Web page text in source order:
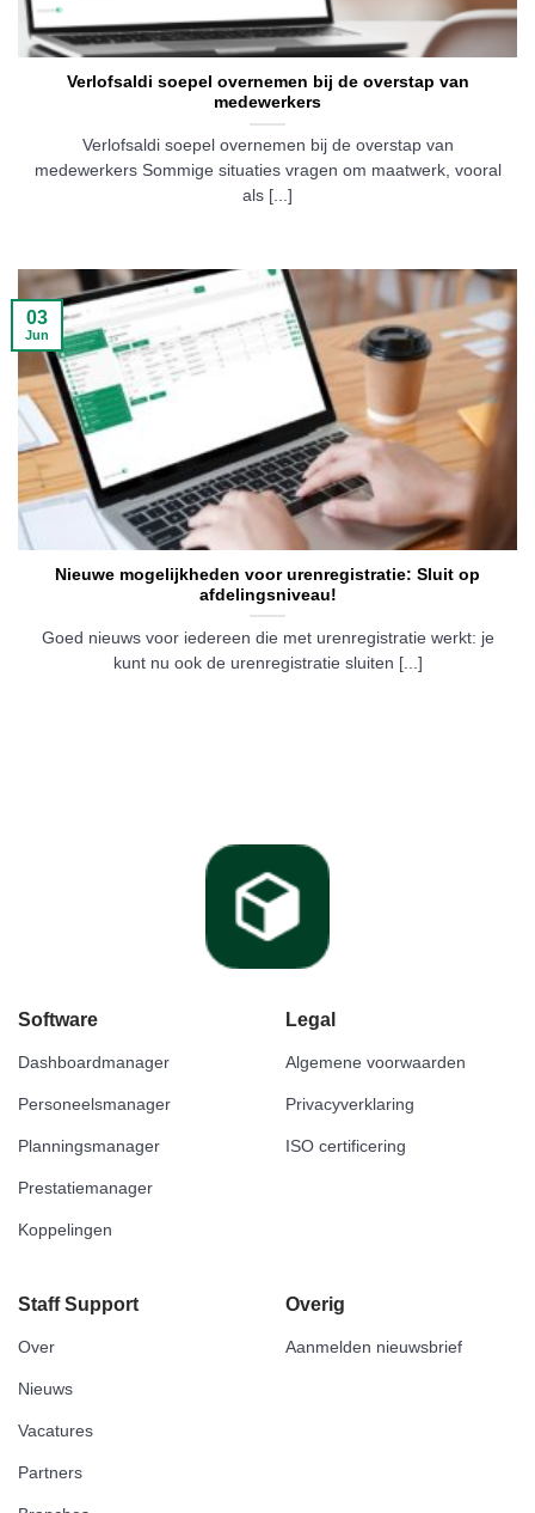
Verlofsaldi soepel overnemen bij de overstap van
medewerkers
Verlofsaldi soepel overnemen bij de overstap van
medewerkers Sommige situaties vragen om maatwerk, vooral
als [...]
Nieuwe mogelijkheden voor urenregistratie: Sluit op
afdelingsniveau!
Goed nieuws voor iedereen die met urenregistratie werkt: je
kunt nu ook de urenregistratie sluiten [...]
03
Jun
Software
Dashboardmanager
Personeelsmanager
Planningsmanager
Prestatiemanager
Koppelingen
Legal
Algemene voorwaarden
Privacyverklaring
ISO certificering
Staff Support
Over
Nieuws
Vacatures
Partners
Overig
Aanmelden nieuwsbrief